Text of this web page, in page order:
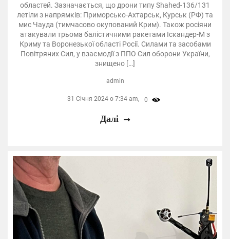
областей. Зазначається, що дрони типу Shahed-136/131
летіли з напрямків: Приморсько-Ахтарськ, Курськ (РФ) та
мис Чауда (тимчасово окупований Крим). Також росіяни
атакували трьома балістичними ракетами Іскандер-М з
Криму та Воронезької області Росії. Силами та засобами
Повітряних Сил, у взаємодії з ППО Сил оборони України,
знищено […]
admin
31 Січня 2024 о 7:34 am, 0
Далі